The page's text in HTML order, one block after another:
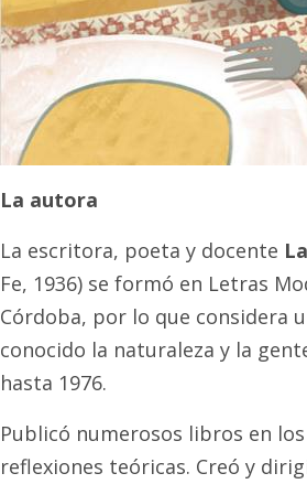
La autora
La escritora, poeta y docente
Fe, 1936) se formó en Letras
Córdoba, por lo que considera
conocido la naturaleza y la
hasta 1976.
Publicó numerosos libros en
reflexiones teóricas. Creó y